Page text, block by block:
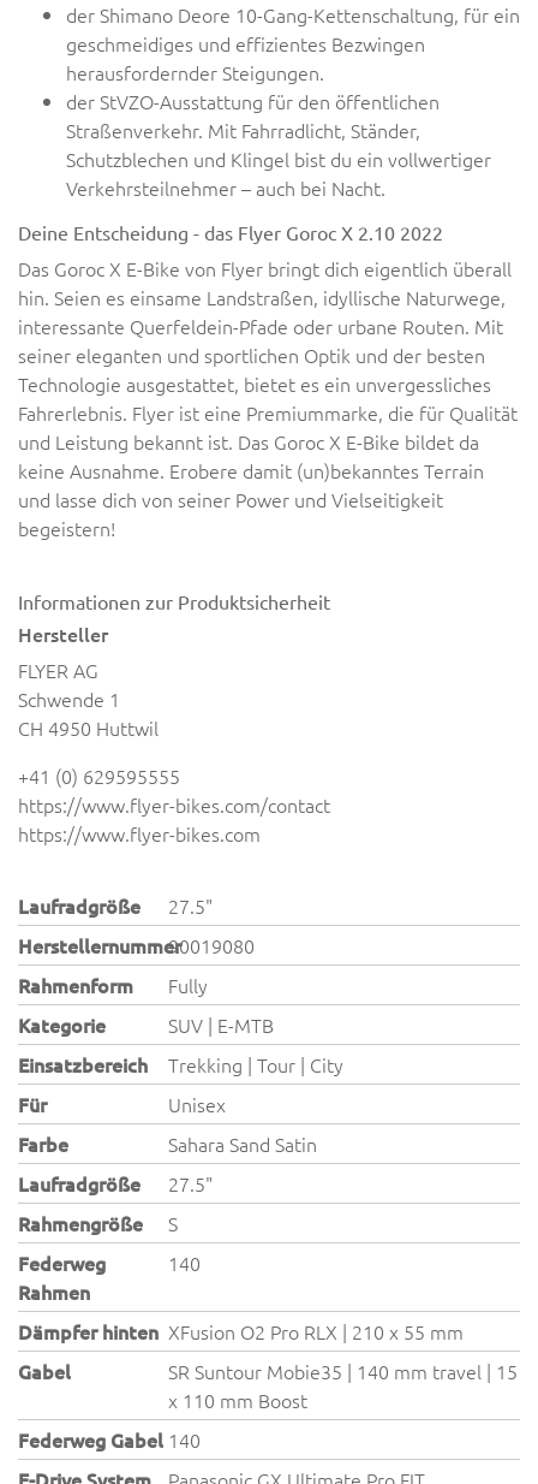
der Shimano Deore 10-Gang-Kettenschaltung, für ein
geschmeidiges und effizientes Bezwingen
herausfordernder Steigungen.
der StVZO-Ausstattung für den öffentlichen
Straßenverkehr. Mit Fahrradlicht, Ständer,
Schutzblechen und Klingel bist du ein vollwertiger
Verkehrsteilnehmer – auch bei Nacht.
Deine Entscheidung - das Flyer Goroc X 2.10 2022
Das Goroc X E-Bike von Flyer bringt dich eigentlich überall
hin. Seien es einsame Landstraßen, idyllische Naturwege,
interessante Querfeldein-Pfade oder urbane Routen. Mit
seiner eleganten und sportlichen Optik und der besten
Technologie ausgestattet, bietet es ein unvergessliches
Fahrerlebnis. Flyer ist eine Premiummarke, die für Qualität
und Leistung bekannt ist. Das Goroc X E-Bike bildet da
keine Ausnahme. Erobere damit (un)bekanntes Terrain
und lasse dich von seiner Power und Vielseitigkeit
begeistern!
Informationen zur Produktsicherheit
Hersteller
FLYER AG
Schwende 1
CH 4950 Huttwil
+41 (0) 629595555
https://www.flyer-bikes.com/contact
https://www.flyer-bikes.com
Laufradgröße
27.5"
Herstellernummer90019080
Rahmenform
Fully
Kategorie
SUV | E-MTB
Einsatzbereich
Trekking | Tour | City
Für
Unisex
Farbe
Sahara Sand Satin
Laufradgröße
27.5"
Rahmengröße
S
Federweg
Rahmen
140
Dämpfer hinten XFusion O2 Pro RLX | 210 x 55 mm
Gabel
SR Suntour Mobie35 | 140 mm travel | 15
x 110 mm Boost
Federweg Gabel 140